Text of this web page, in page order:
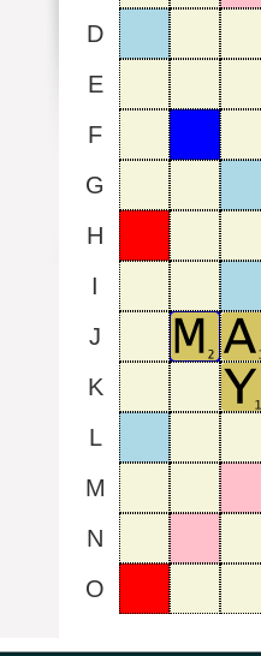
D
E
F
G
H
I
J
K
L
M
N
O